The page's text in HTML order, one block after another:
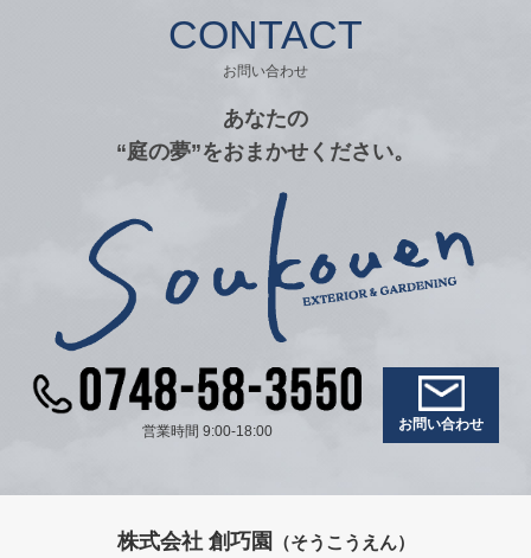
CONTACT
お問い合わせ
あなたの
“庭の夢”をおまかせください。
営業時間 9:00-18:00 お問い合わせ
株式会社 創巧園 （そうこうえん）